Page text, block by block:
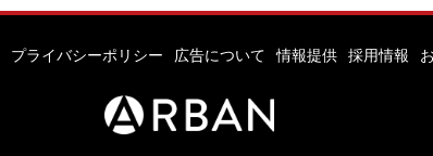
プライバシーポリシー 広告について 情報提供 採用情報